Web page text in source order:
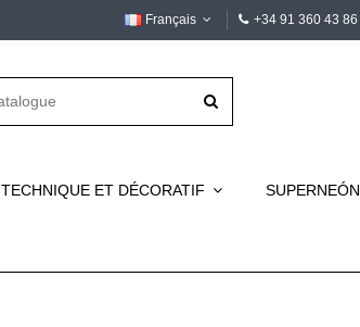
Français +34 91 360 43 86
TECHNIQUE ET DÉCORATIF SUPERNEÓN